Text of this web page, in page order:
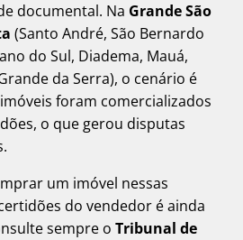
documental. Na Grande São
(Santo André, São Bernardo
do Sul, Diadema, Mauá,
da Serra), o cenário é
foram comercializados
o que gerou disputas
um imóvel nessas
do vendedor é ainda
sempre o Tribunal de